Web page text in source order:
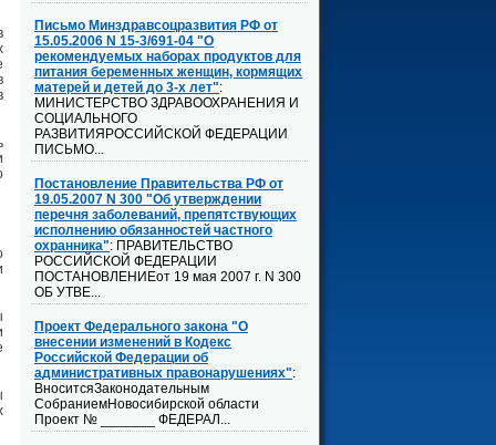
Письмо Минздравсоцразвития РФ от
15.05.2006 N 15-3/691-04 "О
рекомендуемых наборах продуктов для
питания беременных женщин, кормящих
матерей и детей до 3-х лет":
МИНИСТЕРСТВО ЗДРАВООХРАНЕНИЯ И
СОЦИАЛЬНОГО
РАЗВИТИЯРОССИЙСКОЙ ФЕДЕРАЦИИ
ПИСЬМО...
Постановление Правительства РФ от
19.05.2007 N 300 "Об утверждении
перечня заболеваний, препятствующих
исполнению обязанностей частного
охранника": ПРАВИТЕЛЬСТВО
РОССИЙСКОЙ ФЕДЕРАЦИИ
ПОСТАНОВЛЕНИЕот 19 мая 2007 г. N 300
ОБ УТВЕ...
Проект Федерального закона "О
внесении изменений в Кодекс
Российской Федерации об
административных правонарушениях":
ВноситсяЗаконодательным
СобраниемНовосибирской области
Проект № _______ ФЕДЕРАЛ...